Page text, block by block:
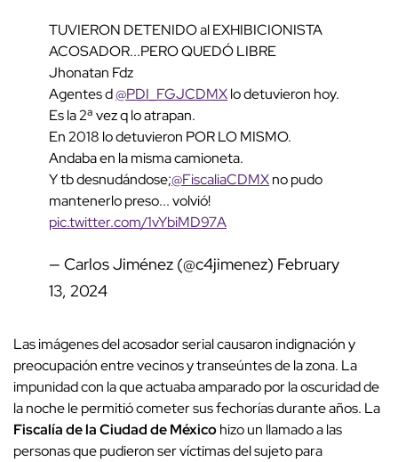
TUVIERON DETENIDO al EXHIBICIONISTA
ACOSADOR...PERO QUEDÓ LIBRE
Jhonatan Fdz
Agentes d@PDI_FGJCDMXlo detuvieron hoy.
Es la 2ª vez q lo atrapan.
En 2018 lo detuvieron POR LO MISMO.
Andaba en la misma camioneta.
Y tb desnudándose;@FiscaliaCDMXno pudo
mantenerlo preso... volvió!
pic.twitter.com/1vYbiMD97A
— Carlos Jiménez (@c4jimenez) February
13, 2024
Las imágenes del acosador serial causaron indignación y
preocupación entre vecinos y transeúntes de la zona. La
impunidad con la que actuaba amparado por la oscuridad de
la noche le permitió cometer sus fechorías durante años. La
Fiscalía de la Ciudad de Méxicohizo un llamado a las
personas que pudieron ser víctimas del sujeto para